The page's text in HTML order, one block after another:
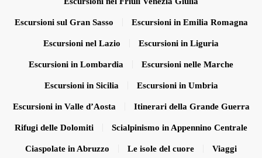
Escursioni sul Gran Sasso Escursioni in Emilia Romagna
Escursioni nel Lazio Escursioni in Liguria
Escursioni in Lombardia Escursioni nelle Marche
Escursioni in Sicilia Escursioni in Umbria
Escursioni in Valle d’Aosta Itinerari della Grande Guerra
Rifugi delle Dolomiti Scialpinismo in Appennino Centrale
Ciaspolate in Abruzzo Le isole del cuore Viaggi